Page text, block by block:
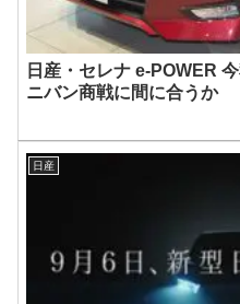
日産・セレナ e-POWER
ニバン商戦に間に合うか
日産